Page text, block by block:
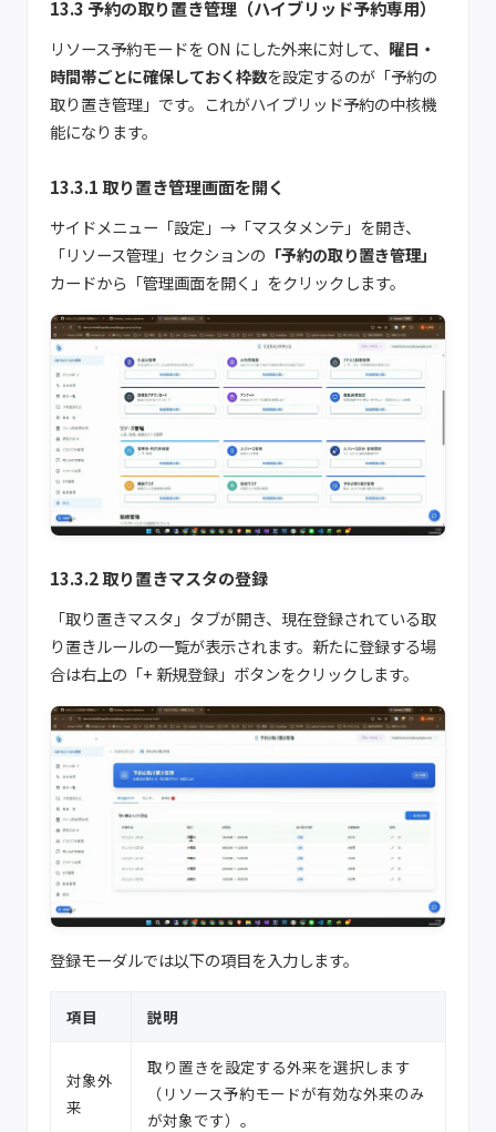
13.3 予約の取り置き管理（ハイブリッド予約専用）
リソース予約モードを ON にした外来に対して、 曜日・
時間帯ごとに確保しておく枠数を設定するのが「予約の
取り置き管理」です。これがハイブリッド予約の中核機
能になります。
13.3.1 取り置き管理画面を開く
サイドメニュー「設定」→「マスタメンテ」を開き、
「リソース管理」セクションの 「予約の取り置き管理」
カードから「管理画面を開く」をクリックします。
13.3.2 取り置きマスタの登録
「取り置きマスタ」タブが開き、現在登録されている取
り置きルールの一覧が表示されます。新たに登録する場
合は右上の「+ 新規登録」ボタンをクリックします。
登録モーダルでは以下の項目を入力します。
項目 説明
対象外
来
取り置きを設定する外来を選択します
（リソース予約モードが有効な外来のみ
が対象です）。